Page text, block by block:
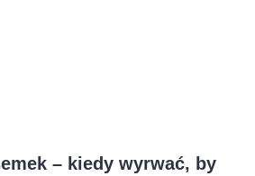
– kiedy wyrwać, by